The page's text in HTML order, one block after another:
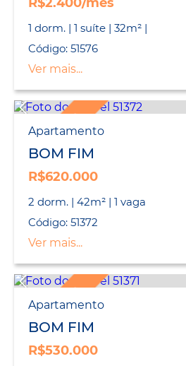
1 dorm. | 1 suíte | 32m² |
Código: 51576
Ver mais...
LANÇAMENTO
Apartamento
BOM FIM
R$620.000
2 dorm. | 42m² | 1 vaga
Código: 51372
Ver mais...
LANÇAMENTO
Apartamento
BOM FIM
R$530.000